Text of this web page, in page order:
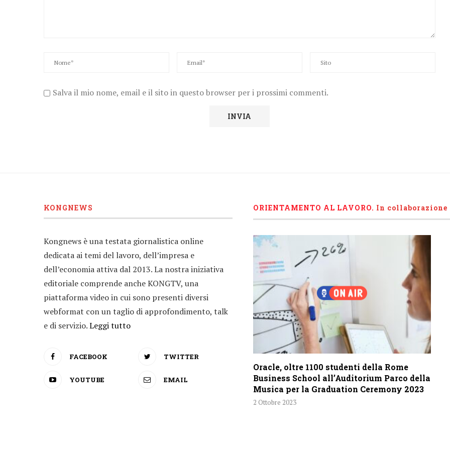
Salva il mio nome, email e il sito in questo browser per i prossimi commenti.
KONGNEWS
Kongnews è una testata giornalistica online
dedicata ai temi del lavoro, dell’impresa e
dell’economia attiva dal 2013. La nostra iniziativa
editoriale comprende anche KONGTV, una
piattaforma video in cui sono presenti diversi
webformat con un taglio di approfondimento, talk
e di servizio.Leggi tutto
FACEBOOK TWITTER
YOUTUBE EMAIL
ORIENTAMENTO AL LAVORO. In collaborazione
Oracle, oltre 1100 studenti della Rome
Business School all’Auditorium Parco della
Musica per la Graduation Ceremony 2023
2 Ottobre 2023